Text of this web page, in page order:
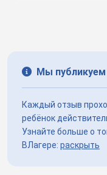
Мы
Каждый отзыв
ребёнок
Узнайте больше о
ВЛагере: раскрыть